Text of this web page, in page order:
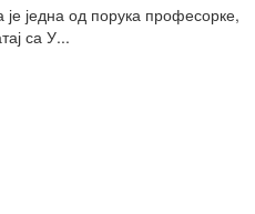
је једна од порука професорке,
са У...